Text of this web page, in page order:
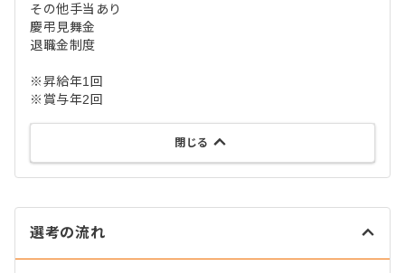
その他手当あり
慶弔見舞金
退職金制度
※昇給年1回
※賞与年2回
閉じる
選考の流れ